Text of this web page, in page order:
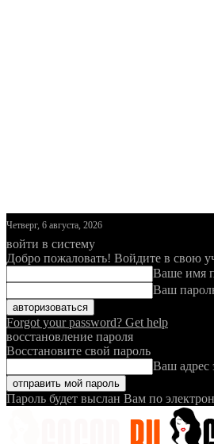
Четверг, 6 августа, 2026
войти в систему
Добро пожаловать! Войдите в свою
Ваше имя
Ваш
Forgot your password? Get help
восстановление пароля
Восстановите свой пароль
Ваш адрес
Пароль будет выслан Вам по